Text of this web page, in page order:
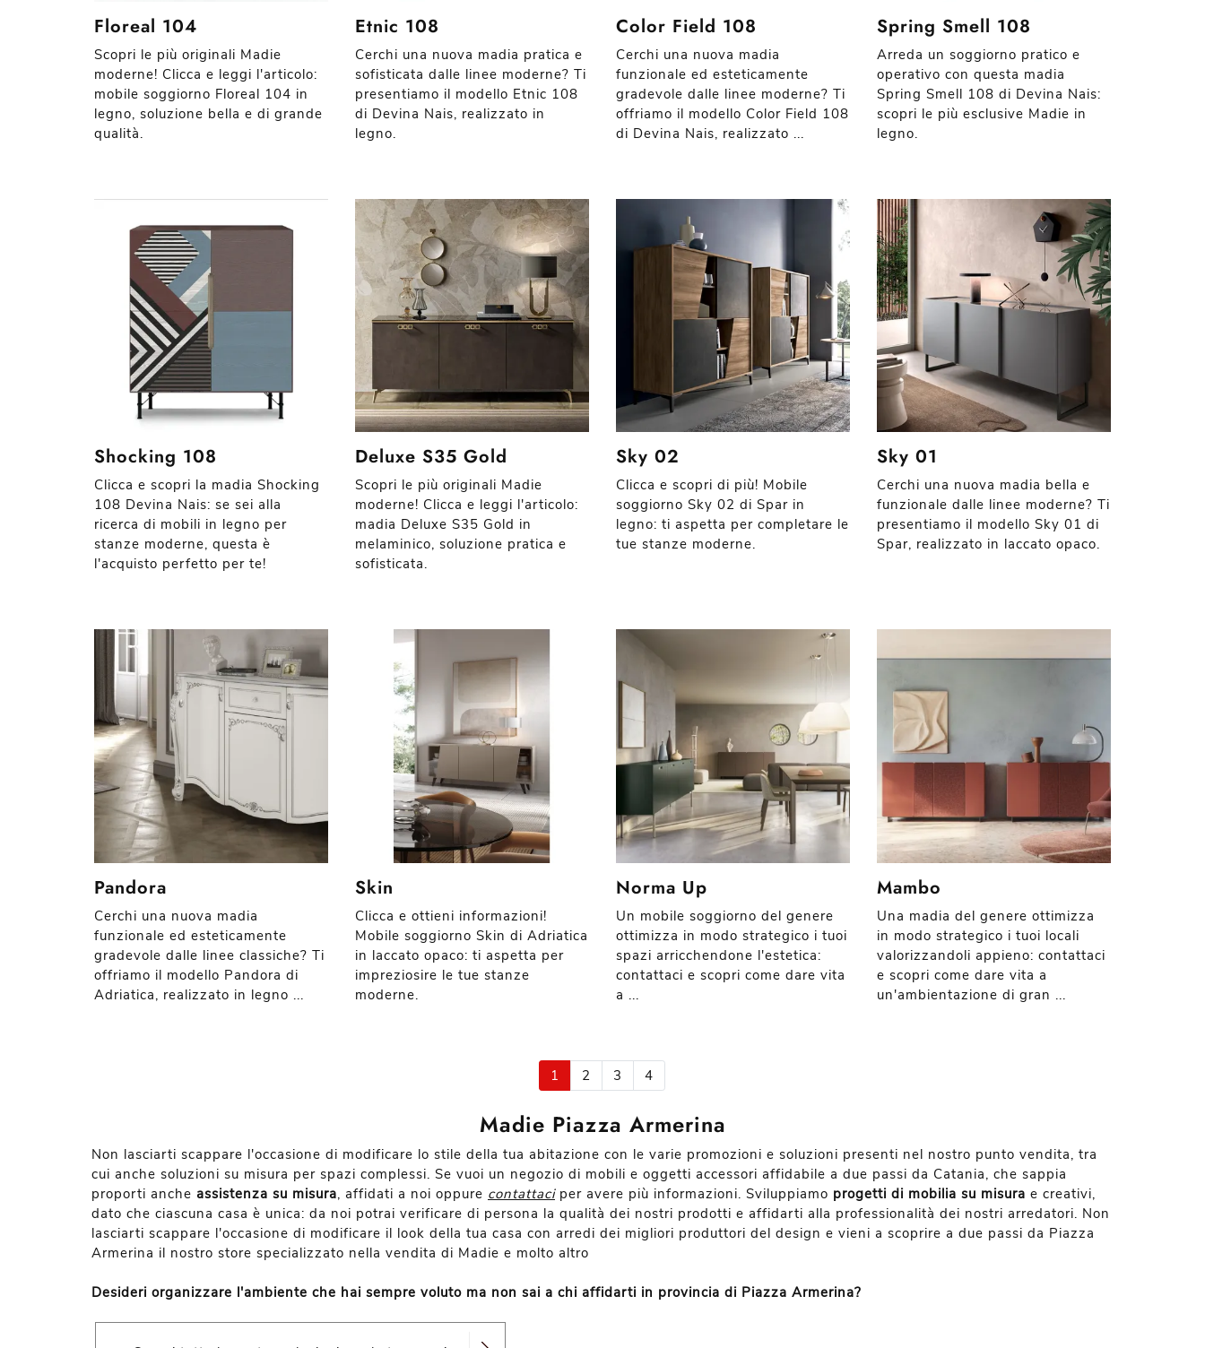
Floreal 104
Scopri le più originali Madie
moderne! Clicca e leggi l'articolo:
mobile soggiorno Floreal 104 in
legno, soluzione bella e di grande
qualità.
Etnic 108
Cerchi una nuova madia pratica e
sofisticata dalle linee moderne? Ti
presentiamo il modello Etnic 108
di Devina Nais, realizzato in
legno.
Color Field 108
Cerchi una nuova madia
funzionale ed esteticamente
gradevole dalle linee moderne? Ti
offriamo il modello Color Field 108
di Devina Nais, realizzato ...
Spring Smell 108
Arreda un soggiorno pratico e
operativo con questa madia
Spring Smell 108 di Devina Nais:
scopri le più esclusive Madie in
legno.
Shocking 108
Clicca e scopri la madia Shocking
108 Devina Nais: se sei alla
ricerca di mobili in legno per
stanze moderne, questa è
l'acquisto perfetto per te!
Deluxe S35 Gold
Scopri le più originali Madie
moderne! Clicca e leggi l'articolo:
madia Deluxe S35 Gold in
melaminico, soluzione pratica e
sofisticata.
Sky 02
Clicca e scopri di più! Mobile
soggiorno Sky 02 di Spar in
legno: ti aspetta per completare le
tue stanze moderne.
Sky 01
Cerchi una nuova madia bella e
funzionale dalle linee moderne? Ti
presentiamo il modello Sky 01 di
Spar, realizzato in laccato opaco.
Pandora
Cerchi una nuova madia
funzionale ed esteticamente
gradevole dalle linee classiche? Ti
offriamo il modello Pandora di
Adriatica, realizzato in legno ...
Skin
Clicca e ottieni informazioni!
Mobile soggiorno Skin di Adriatica
in laccato opaco: ti aspetta per
impreziosire le tue stanze
moderne.
Norma Up
Un mobile soggiorno del genere
ottimizza in modo strategico i tuoi
spazi arricchendone l'estetica:
contattaci e scopri come dare vita
a ...
Mambo
Una madia del genere ottimizza
in modo strategico i tuoi locali
valorizzandoli appieno: contattaci
e scopri come dare vita a
un'ambientazione di gran ...
1 2 3 4
Madie Piazza Armerina
Non lasciarti scappare l'occasione di modificare lo stile della tua abitazione con le varie promozioni e soluzioni presenti nel nostro punto vendita, tra
cui anche soluzioni su misura per spazi complessi. Se vuoi un negozio di mobili e oggetti accessori affidabile a due passi da Catania, che sappia
proporti anche assistenza su misura, affidati a noi oppure contattaciper avere più informazioni. Sviluppiamo progetti di mobilia su misura e creativi,
dato che ciascuna casa è unica: da noi potrai verificare di persona la qualità dei nostri prodotti e affidarti alla professionalità dei nostri arredatori. Non
lasciarti scappare l'occasione di modificare il look della tua casa con arredi dei migliori produttori del design e vieni a scoprire a due passi da Piazza
Armerina il nostro store specializzato nella vendita di Madie e molto altro
Desideri organizzare l'ambiente che hai sempre voluto ma non sai a chi affidarti in provincia di Piazza Armerina?